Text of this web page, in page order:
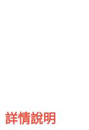
詳情說明